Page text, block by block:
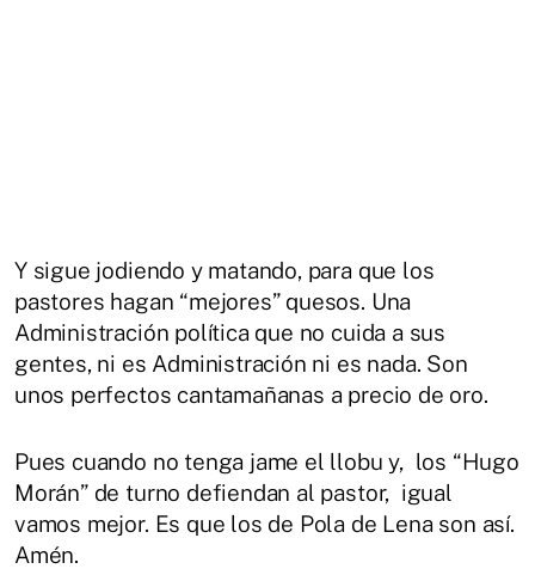
Y sigue jodiendo y matando, para que los
pastores hagan “mejores” quesos. Una
Administración política que no cuida a sus
gentes, ni es Administración ni es nada. Son
unos perfectos cantamañanas a precio de oro.
Pues cuando no tenga jame el llobu y, los “Hugo
Morán” de turno defiendan al pastor, igual
vamos mejor. Es que los de Pola de Lena son así.
Amén.